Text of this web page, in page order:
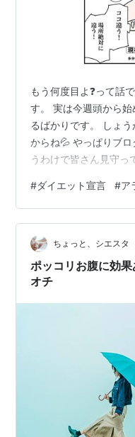
もう何度目よ❓って話
す。 実は今週頭から
るばかりです。 しょ
からね💦 やっぱりブ
うわけで皆さん見守っ
すが、ぶっちゃけ本当
BMIもこの年なら肥満
腹なんですよ‼️(● ˃̶͈̀ロ
お腹だけポッコリしま
ど。 パッと見、顔は
#ダイエット宣言 #ア
ちょっと、シエスタ
ポッコリお腹に効
オチ